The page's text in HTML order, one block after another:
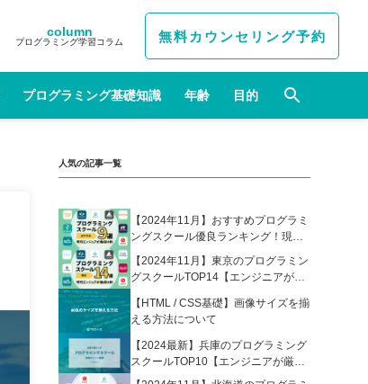
column
プログラミング学習コラム 無料カウンセリング予約
プログラミング基礎知識 年齢 目的
人気の記事一覧
【2024年11月】おすすめプログラミ
ングスクール優良ランキング！現役
エンジニアが選んだ人気プログラミ
ングスクールの比較表あり
【2024年11月】東京のプログラミン
グスクールTOP14【エンジニアが厳
【HTML / CSS基礎】画像サイズを揃
える方法について
【2024最新】兵庫のプログラミング
スクールTOP10【エンジニアが厳
選】